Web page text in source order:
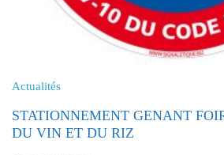
Actualités
STATIONNEMENT GENANT
DU VIN ET DU RIZ